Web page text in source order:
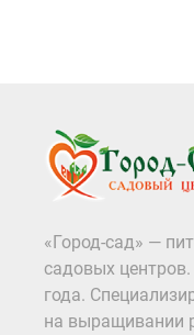
«Город-сад» —
садовых
года.
на выращивании